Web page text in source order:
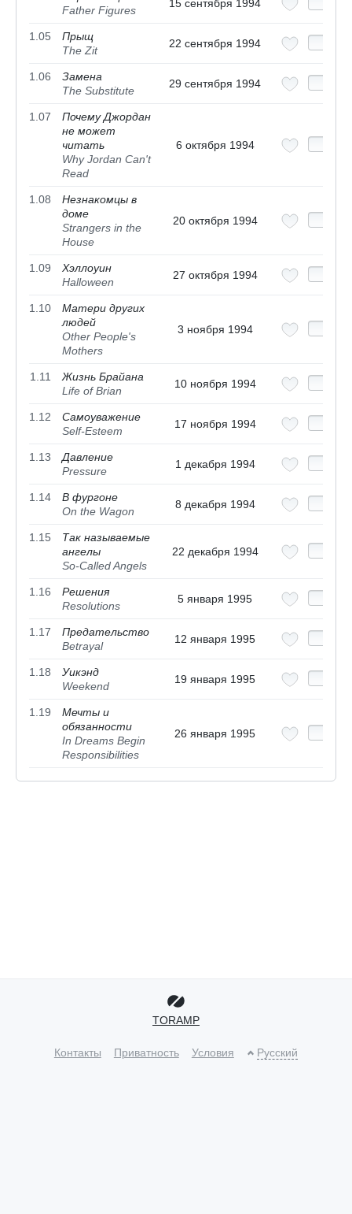
Father Figures
15 сентября 1994
1.05
Прыщ
The Zit
22 сентября 1994
1.06
Замена
The Substitute
29 сентября 1994
1.07
Почему Джордан
не может
читать
Why Jordan Can't
Read
6 октября 1994
1.08
Незнакомцы в
доме
Strangers in the
House
20 октября 1994
1.09
Хэллоуин
Halloween
27 октября 1994
1.10
Матери других
людей
Other People's
Mothers
3 ноября 1994
1.11
Жизнь Брайана
Life of Brian
10 ноября 1994
1.12
Самоуважение
Self-Esteem
17 ноября 1994
1.13
Давление
Pressure
1 декабря 1994
1.14
В фургоне
On the Wagon
8 декабря 1994
1.15
Так называемые
ангелы
So-Called Angels
22 декабря 1994
1.16
Решения
Resolutions
5 января 1995
1.17
Предательство
Betrayal
12 января 1995
1.18
Уикэнд
Weekend
19 января 1995
1.19
Мечты и
обязанности
In Dreams Begin
Responsibilities
26 января 1995
TORAMP
Контакты Приватность Условия Русский